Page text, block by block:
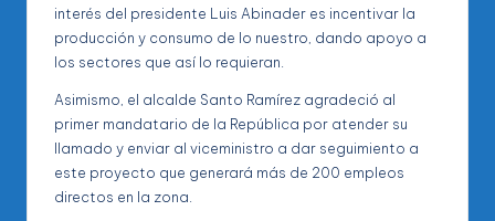
interés del presidente Luis Abinader es incentivar la
producción y consumo de lo nuestro, dando apoyo a
los sectores que así lo requieran.
Asimismo, el alcalde Santo Ramírez agradeció al
primer mandatario de la República por atender su
llamado y enviar al viceministro a dar seguimiento a
este proyecto que generará más de 200 empleos
directos en la zona.